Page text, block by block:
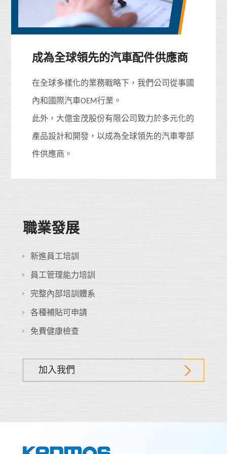
成為全球領先的汽車配件供應商
在全球多樣化的業務戰略下，我們公司從事國
內和國際汽車OEM行業。
此外，大億金茂股份有限公司致力於多元化的
產品設計和開發，以成為全球領先的汽車零部
件供應商。
職業發展
新進員工培訓
員工管理能力培訓
完整內部培訓體系
各種補貼可申請
免費健康檢查
加入我們